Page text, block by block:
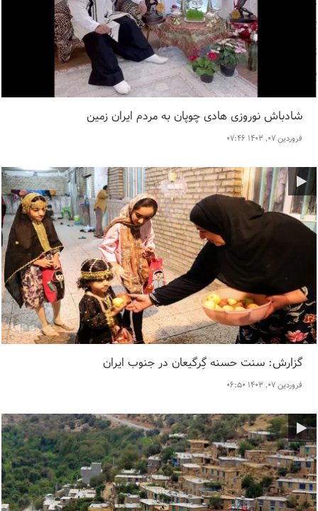
شادباش نوروزی هادی چوپان به مردم ایران زمین
فروردین ۰۷, ۱۴۰۳ ۰۷:۴۶
گزارش: سنت حسنه گِرگیعان در جنوب ایران
فروردین ۰۷, ۱۴۰۳ ۰۶:۵۰